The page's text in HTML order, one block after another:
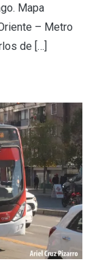
Mapa
– Metro
de […]